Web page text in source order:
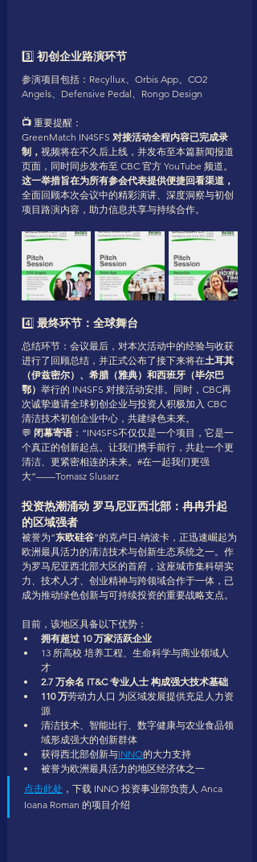
3️⃣ 初创企业路演环节
参演项目包括：Recyllux、Orbis App、CO2
Angels、Defensive Pedal、Rongo Design
📺 重要提醒：
GreenMatch IN4SFS 对接活动全程内容已完成录
制， 视频将在不久后上线，并发布至本篇新闻报道
页面，同时同步发布至 CBC 官方 YouTube 频道。
这一举措旨在为所有参会代表提供便捷回看渠道，
全面回顾本次会议中的精彩演讲、深度洞察与初创
项目路演内容，助力信息共享与持续合作。
4️⃣ 最终环节：全球舞台
总结环节：会议最后，对本次活动中的经验与收获
进行了回顾总结，并正式公布了接下来将在土耳其
（伊兹密尔）、希腊（雅典）和西班牙（毕尔巴
鄂） 举行的 IN4SFS 对接活动安排。同时，CBC再
次诚挚邀请全球初创企业与投资人积极加入 CBC
清洁技术初创企业中心，共建绿色未来。
💬 闭幕寄语 ：“IN4SFS不仅仅是一个项目，它是一
个真正的创新起点。让我们携手前行，共赴一个更
清洁、更紧密相连的未来。#在一起我们更强
大”——Tomasz Slusarz
投资热潮涌动 罗马尼亚西北部：冉冉升起
的区域强者
被誉为“东欧硅谷”的克卢日-纳波卡，正迅速崛起为
欧洲最具活力的清洁技术与创新生态系统之一。作
为罗马尼亚西北部大区的首府，这座城市集科研实
力、技术人才、创业精神与跨领域合作于一体，已
成为推动绿色创新与可持续投资的重要战略支点。
目前，该地区具备以下优势：
拥有超过 10 万家活跃企业
13 所高校 培养工程、生命科学与商业领域人
才
2.7 万余名 IT&C 专业人士 构成强大技术基础
110 万劳动力人口 为区域发展提供充足人力资
源
清洁技术、智能出行、数字健康与农业食品领
域形成强大的创新群体
获得西北部创新与INNO的大力支持
被誉为欧洲最具活力的地区经济体之一
点击此处 ，下载 INNO 投资事业部负责人 Anca
Ioana Roman 的项目介绍